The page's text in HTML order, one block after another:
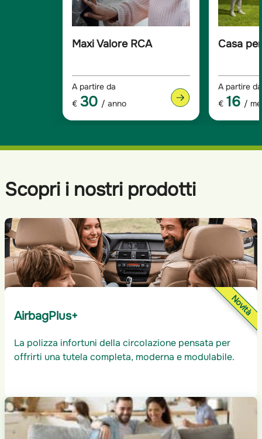
Maxi Valore RCA
A partire da
€ 30 / anno
Casa
A partire da
€ 16 /
Scopri i nostri prodotti
Novità
AirbagPlus+
La polizza infortuni della circolazione pensata per
offrirti una tutela completa, moderna e modulabile.